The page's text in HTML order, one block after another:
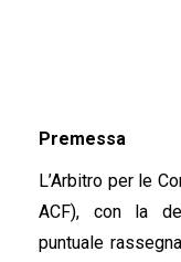
Premessa
L’Arbitro per le
ACF), con la
puntuale